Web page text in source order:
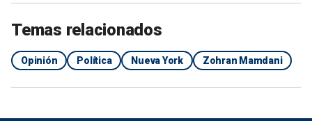
Temas relacionados
Opinión Política Nueva York Zohran Mamdani